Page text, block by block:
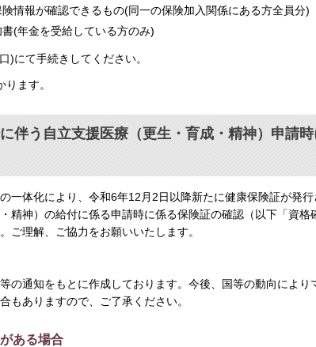
情報が確認できるもの(同一の保険加入関係にある方全員分)
(年金を受給している方のみ)
)にて手続きしてください。
ます。
伴う自立支援医療（更生・育成・精神）申請
一体化により、令和6年12月2日以降新たに健康保険証が発行
精神）の給付に係る申請時に係る保険証の確認（以下「資格
ご理解、ご協力をお願いいたします。
の通知をもとに作成しております。今後、国等の動向により
もありますので、ご了承ください。
ある場合